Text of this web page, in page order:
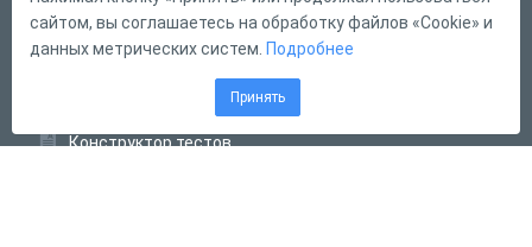
Форма обратной связи
Конструктор тестов
сайтом, вы соглашаетесь на обработку файлов «Cookie» и
данных метрических систем. Подробнее
Принять